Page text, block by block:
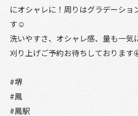
にオシャレに！周りはグラデーショ
す☺️
洗いやすさ、オシャレ感、量も一気
刈り上げご予約お待ちしております
#堺
#鳳
#鳳駅